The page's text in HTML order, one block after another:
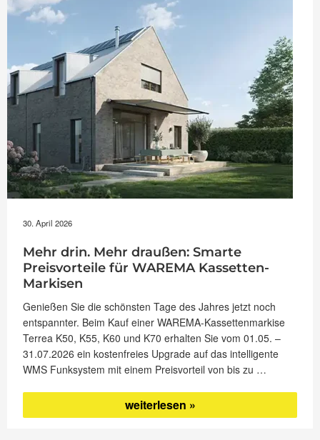
Sommerhitze“
30. April 2026
Mehr drin. Mehr draußen: Smarte
Preisvorteile für WAREMA Kassetten-
Markisen
Genießen Sie die schönsten Tage des Jahres jetzt noch
entspannter. Beim Kauf einer WAREMA-Kassettenmarkise
Terrea K50, K55, K60 und K70 erhalten Sie vom 01.05. –
31.07.2026 ein kostenfreies Upgrade auf das intelligente
WMS Funksystem mit einem Preisvorteil von bis zu …
„Mehr
drin.
weiterlesen